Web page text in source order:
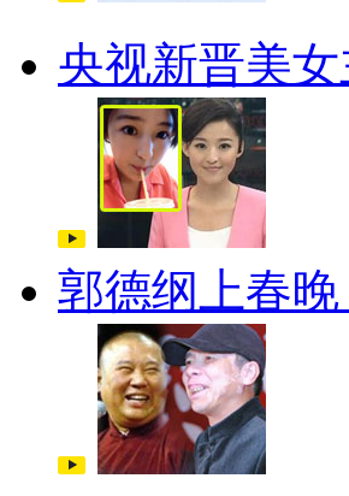
央视新晋美
郭德纲上春